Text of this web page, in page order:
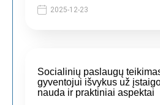
2025-12-23
Socialinių paslaugų
gyventojui išvykus už
nauda ir praktiniai aspektai